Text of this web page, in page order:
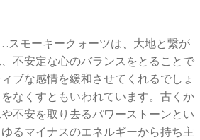
スモーキークォーツは、大地と繋が
不安定な心のバランスをとることで
ブな感情を緩和させてくれるでしょ
なくすともいわれています。古くか
不安を取り去るパワーストーンとい
るマイナスのエネルギーから持ち主